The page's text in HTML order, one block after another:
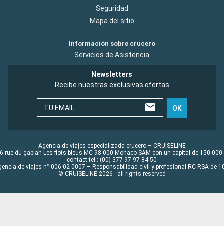
Seguridad
Mapa del sitio
Información sobre crucero
Servicios de Asistencia
Newsletters
Recibe nuestras exclusivas ofertas
TU EMAIL OK
Agencia de viajes especializada crucero – CRUISELINE
rue du gabian Les flots bleus MC 98 000 Monaco SAM con un capital de 150 000
contact tel : (00) 377 97 97 84 50
de viajes n° 006 02 0007 – Responsabilidad civil y profesional RC RSA de
© CRUISELINE 2026 - all rights reserved